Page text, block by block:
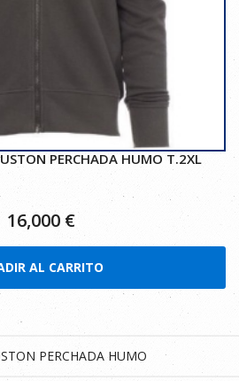
PERCHADA HUMO T.2XL
16,000 €
AL CARRITO